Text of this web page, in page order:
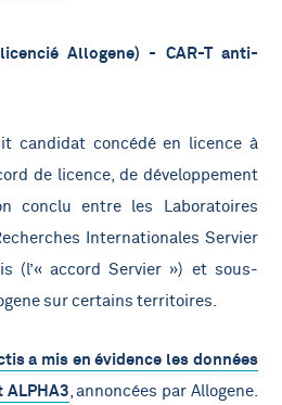
Allogene) - CAR-T anti-
candidat concédé en licence à
de licence, de développement
conclu entre les Laboratoires
Internationales Servier
(l’« accord Servier ») et sous-
sur certains territoires.
a mis en évidence les données
ALPHA3, annoncées par Allogene.